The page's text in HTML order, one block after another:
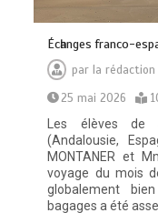
Éсһаngеѕ frаnсо-
par la rédaction
25 mai 2026
Les élèves de
(Andalousie,
MONTANER et
voyage du mois
globalement
bagages a été